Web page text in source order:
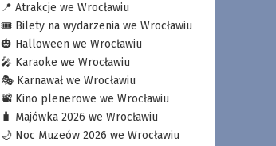
📍 Atrakcje we Wrocławiu
🎟️ Bilety na wydarzenia we Wrocławiu
🎃 Halloween we Wrocławiu
🎤 Karaoke we Wrocławiu
🎭 Karnawał we Wrocławiu
📽️ Kino plenerowe we Wrocławiu
🧳 Majówka 2026 we Wrocławiu
🌙 Noc Muzeów 2026 we Wrocławiu